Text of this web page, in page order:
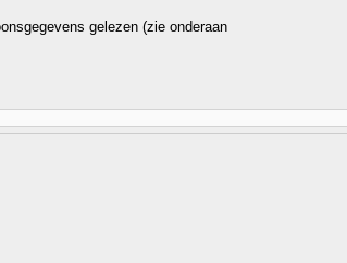
gelezen (zie onderaan